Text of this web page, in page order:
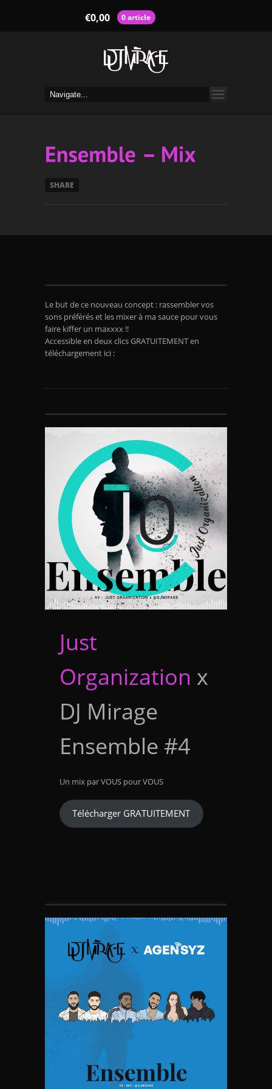
€0,00 0 article
SHARE
Le but de ce nouveau concept : rassembler vos
sons préférés et les mixer à ma sauce pour vous
faire kiffer un maxxxx !!
Accessible en deux clics GRATUITEMENT en
téléchargement ici :
Just
Organization x
DJ Mirage
Ensemble #4
Un mix par VOUS pour VOUS
Télécharger GRATUITEMENT